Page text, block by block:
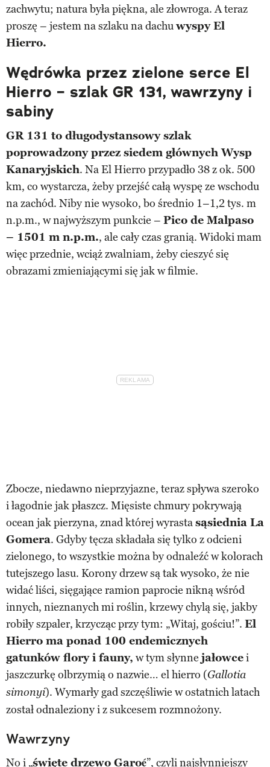
zachwytu; natura była piękna, ale złowroga. A teraz
proszę – jestem na szlaku na dachuwyspy El
Hierro.
Wędrówka przez zielone serce El
Hierro – szlak GR 131, wawrzyny i
sabiny
GR 131 to długodystansowy szlak
poprowadzony przez siedem głównych Wysp
Kanaryjskich. Na El Hierro przypadło 38 z ok. 500
km, co wystarcza, żeby przejść całą wyspę ze wschodu
na zachód. Niby nie wysoko, bo średnio 1–1,2 tys. m
n.p.m., w najwyższym punkcie – Pico de Malpaso
– 1501 m n.p.m., ale cały czas granią. Widoki mam
więc przednie, wciąż zwalniam, żeby cieszyć się
obrazami zmieniającymi się jak w filmie.
Zbocze, niedawno nieprzyjazne, teraz spływa szeroko
i łagodnie jak płaszcz. Mięsiste chmury pokrywają
ocean jak pierzyna, znad której wyrastasąsiednia La
Gomera. Gdyby tęcza składała się tylko z odcieni
zielonego, to wszystkie można by odnaleźć w kolorach
tutejszego lasu. Korony drzew są tak wysoko, że nie
widać liści, sięgające ramion paprocie nikną wśród
innych, nieznanych mi roślin, krzewy chylą się, jakby
robiły szpaler, krzycząc przy tym: „Witaj, gościu!”. El
Hierro ma ponad 100 endemicznych
gatunków flory i fauny, w tym słynne jałowcei
jaszczurkę olbrzymią o nazwie… el hierro (Gallotia
simonyi). Wymarły gad szczęśliwie w ostatnich latach
został odnaleziony i z sukcesem rozmnożony.
Wawrzyny
No i „święte drzewo Garoé”, czyli najsłynniejszy